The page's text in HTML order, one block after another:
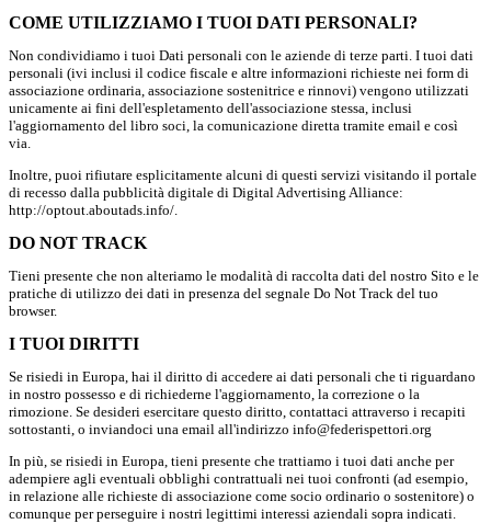
COME UTILIZZIAMO I TUOI DATI PERSONALI?
Non condividiamo i tuoi Dati personali con le aziende di terze parti. I tuoi dati
personali (ivi inclusi il codice fiscale e altre informazioni richieste nei form di
associazione ordinaria, associazione sostenitrice e rinnovi) vengono utilizzati
unicamente ai fini dell'espletamento dell'associazione stessa, inclusi
l'aggiornamento del libro soci, la comunicazione diretta tramite email e così
via.
Inoltre, puoi rifiutare esplicitamente alcuni di questi servizi visitando il portale
di recesso dalla pubblicità digitale di Digital Advertising Alliance:
http://optout.aboutads.info/.
DO NOT TRACK
Tieni presente che non alteriamo le modalità di raccolta dati del nostro Sito e le
pratiche di utilizzo dei dati in presenza del segnale Do Not Track del tuo
browser.
I TUOI DIRITTI
Se risiedi in Europa, hai il diritto di accedere ai dati personali che ti riguardano
in nostro possesso e di richiederne l'aggiornamento, la correzione o la
rimozione. Se desideri esercitare questo diritto, contattaci attraverso i recapiti
sottostanti, o inviandoci una email all'indirizzo info@federispettori.org
In più, se risiedi in Europa, tieni presente che trattiamo i tuoi dati anche per
adempiere agli eventuali obblighi contrattuali nei tuoi confronti (ad esempio,
in relazione alle richieste di associazione come socio ordinario o sostenitore) o
comunque per perseguire i nostri legittimi interessi aziendali sopra indicati.